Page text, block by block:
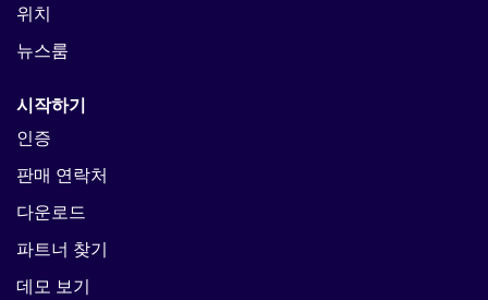
위치
뉴스룸
시작하기
인증
판매 연락처
다운로드
파트너 찾기
데모 보기